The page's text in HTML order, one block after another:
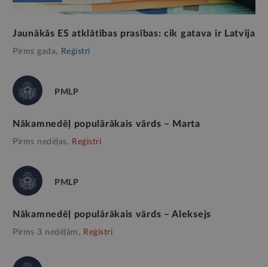
Jaunākās ES atklātības prasības: cik gatava ir Latvija
Pirms gada, Reģistri
PMLP
Nākamnedēļ populārākais vārds – Marta
Pirms nedēļas, Reģistri
PMLP
Nākamnedēļ populārākais vārds – Aleksejs
Pirms 3 nedēļām, Reģistri